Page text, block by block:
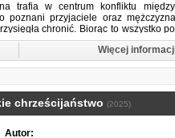
trafia w centrum konfliktu
poznani przyjaciele oraz
chronić. Biorąc to wszystko
aby ocalić ukochane osoby…
Więcej
chrześcijaństwo (2025)
Autor: